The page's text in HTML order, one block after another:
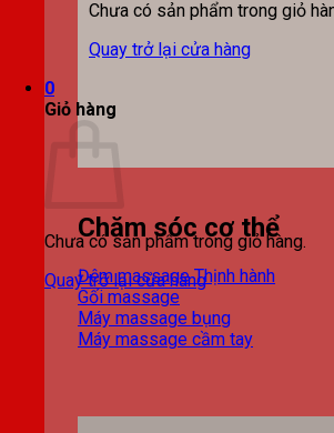
Chưa có sản phẩm trong giỏ
Quay trở lại cửa hàng
0
Giỏ hàng
Chưa có sản phẩm trong giỏ hàng.
Quay trở lại cửa hàng
Chăm sóc cơ thể
Đệm massage
Gối massage
Máy massage bụng
Máy massage cầm tay